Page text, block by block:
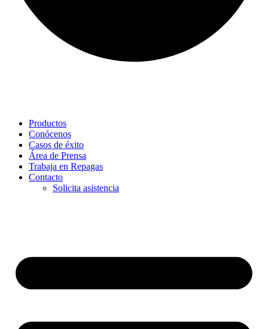
Productos
Conócenos
Casos de éxito
Área de Prensa
Trabaja en Repagas
Contacto
Solicita asistencia